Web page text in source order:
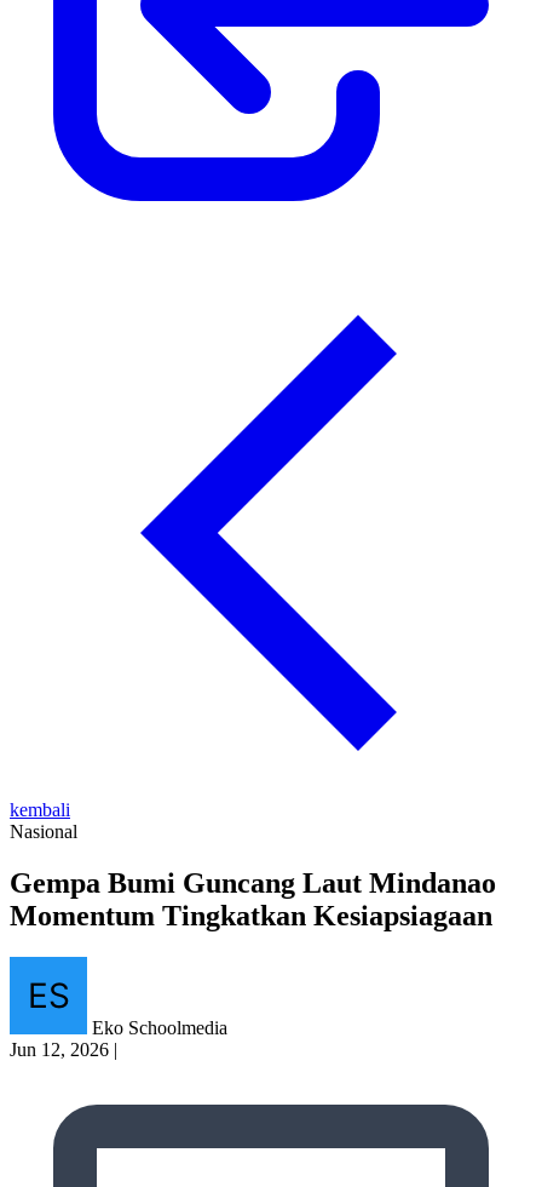
kembali
Nasional
Gempa Bumi Guncang Laut Mindanao
Momentum Tingkatkan Kesiapsiagaan
Eko Schoolmedia
Jun 12, 2026 |